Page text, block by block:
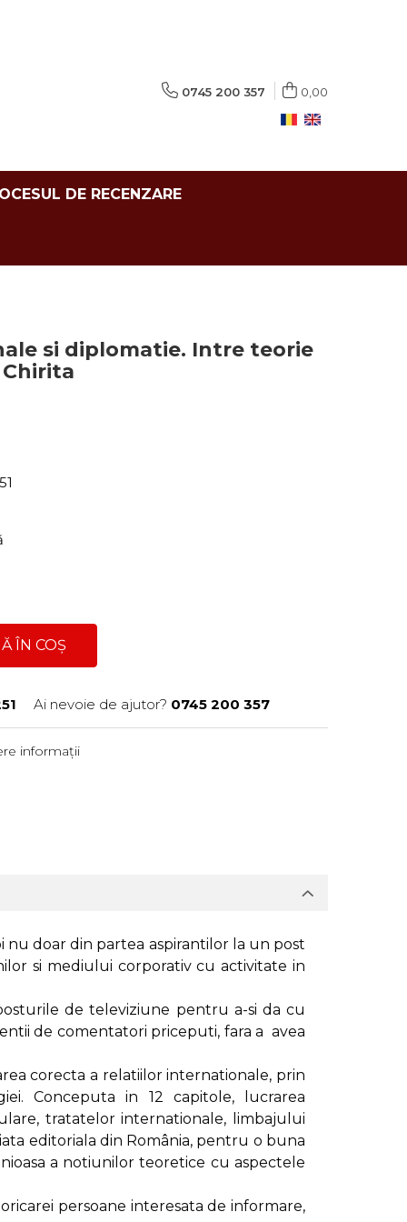
0745 200 357 0,00
DE RECENZARE
si diplomatie. Intre teorie
ÎN COȘ
Ai nevoie de ajutor? 0745 200 357
informații
doar din partea aspirantilor la un post
si mediului corporativ cu activitate in
de televiziune pentru a-si da cu
de comentatori priceputi, fara a avea
corecta a relatiilor internationale, prin
Conceputa in 12 capitole, lucrarea
tratatelor internationale, limbajului
editoriala din România, pentru o buna
a notiunilor teoretice cu aspectele
persoane interesata de informare,